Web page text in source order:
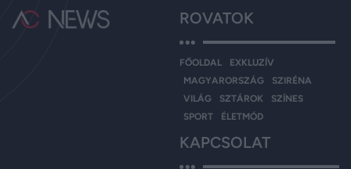
ROVATOK
FŐOLDAL
EXKLUZÍV
MAGYARORSZÁG
SZIRÉNA
VILÁG
SZTÁROK
SZÍNES
SPORT
ÉLETMÓD
KAPCSOLAT